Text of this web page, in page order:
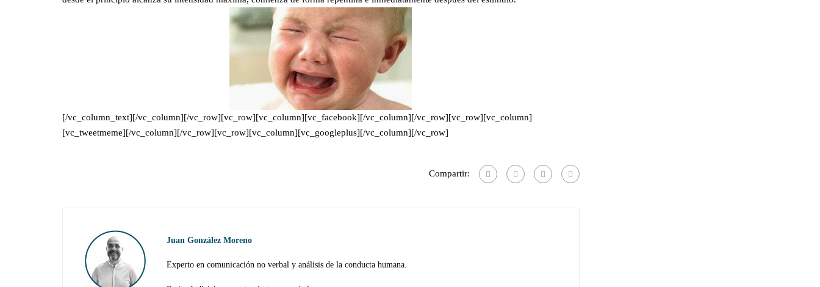
[/vc_column_text][/vc_column][/vc_row][vc_row][vc_column][vc_facebook][/vc_column][/vc_row][vc_row][vc_column]
[vc_tweetmeme][/vc_column][/vc_row][vc_row][vc_column][vc_googleplus][/vc_column][/vc_row]
Compartir:
Juan González Moreno
Experto en comunicación no verbal y análisis de la conducta humana.